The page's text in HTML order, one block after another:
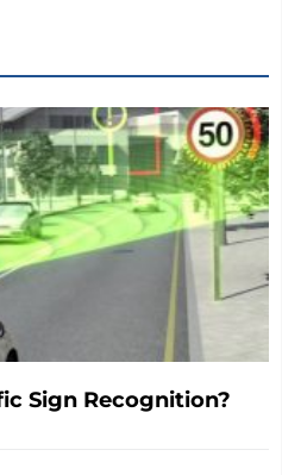
Sign Recognition?